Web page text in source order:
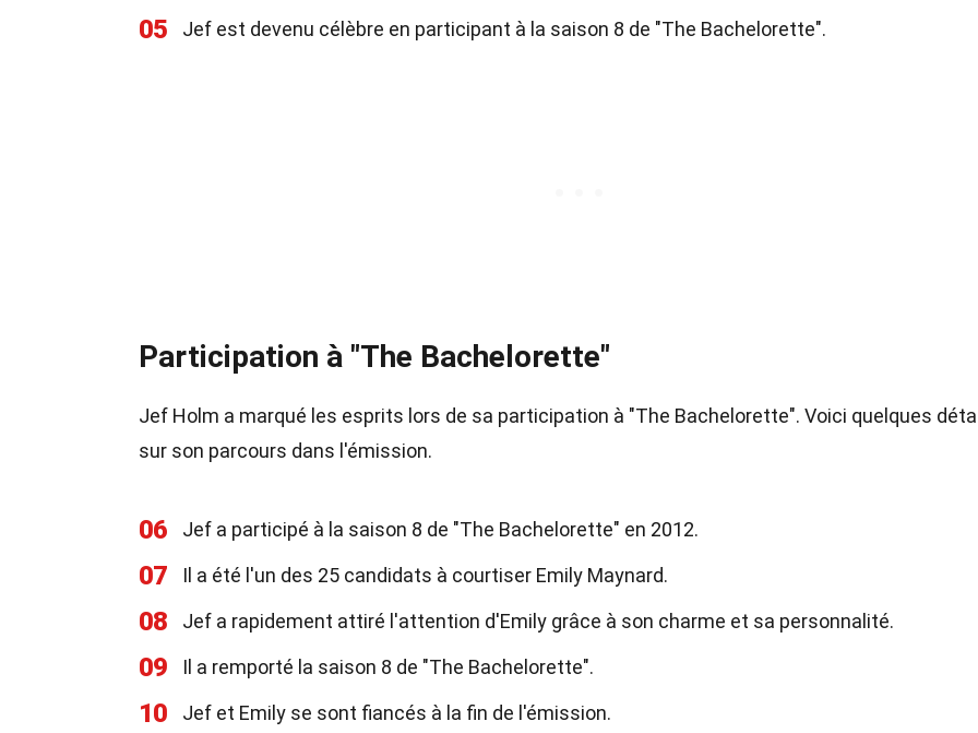
05 Jef est devenu célèbre en participant à la saison 8 de "The Bachelorette".
Participation à "The Bachelorette"
Jef Holm a marqué les esprits lors de sa participation à "The Bachelorette". Voici quelques
sur son parcours dans l'émission.
06 Jef a participé à la saison 8 de "The Bachelorette" en 2012.
07 Il a été l'un des 25 candidats à courtiser Emily Maynard.
08 Jef a rapidement attiré l'attention d'Emily grâce à son charme et sa personnalité.
09 Il a remporté la saison 8 de "The Bachelorette".
10 Jef et Emily se sont fiancés à la fin de l'émission.